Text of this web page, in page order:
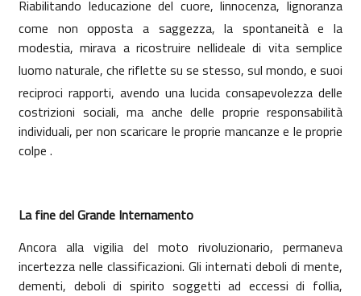
Riabilitando leducazione del cuore, linnocenza, lignoranza
come non opposta a saggezza, la spontaneità e la
modestia, mirava a ricostruire nellideale di vita semplice
luomo naturale, che riflette su se stesso, sul mondo, e suoi
reciproci rapporti, avendo una lucida consapevolezza delle
costrizioni sociali, ma anche delle proprie responsabilità
individuali, per non scaricare le proprie mancanze e le proprie
colpe .
La fine del Grande Internamento
Ancora alla vigilia del moto rivoluzionario, permaneva
incertezza nelle classificazioni. Gli internati deboli di mente,
dementi, deboli di spirito soggetti ad eccessi di follia,